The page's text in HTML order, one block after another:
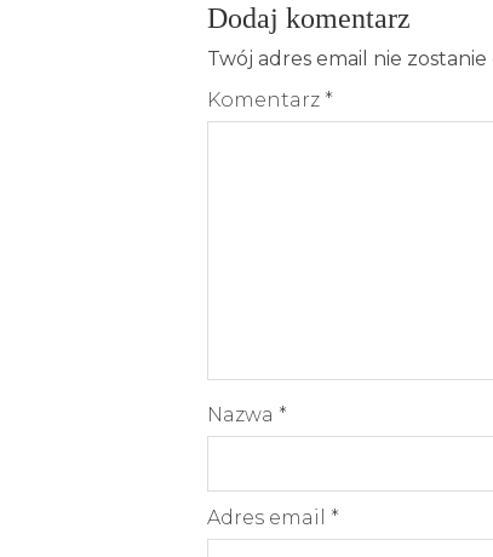
Dodaj komentarz
Twój adres email nie
Komentarz *
Nazwa *
Adres email *